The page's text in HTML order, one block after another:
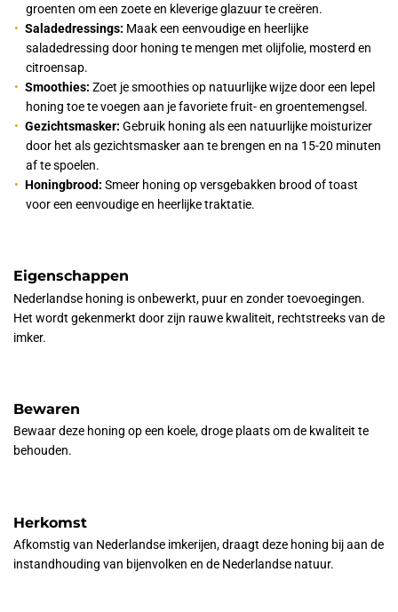
groenten om een zoete en kleverige glazuur te creëren.
Saladedressings: Maak een eenvoudige en heerlijke
saladedressing door honing te mengen met olijfolie, mosterd en
citroensap.
Smoothies: Zoet je smoothies op natuurlijke wijze door een lepel
honing toe te voegen aan je favoriete fruit- en groentemengsel.
Gezichtsmasker: Gebruik honing als een natuurlijke moisturizer
door het als gezichtsmasker aan te brengen en na 15-20 minuten
af te spoelen.
Honingbrood: Smeer honing op versgebakken brood of toast
voor een eenvoudige en heerlijke traktatie.
Eigenschappen
Nederlandse honing is onbewerkt, puur en zonder toevoegingen.
Het wordt gekenmerkt door zijn rauwe kwaliteit, rechtstreeks van de
imker.
Bewaren
Bewaar deze honing op een koele, droge plaats om de kwaliteit te
behouden.
Herkomst
Afkomstig van Nederlandse imkerijen, draagt deze honing bij aan de
instandhouding van bijenvolken en de Nederlandse natuur.